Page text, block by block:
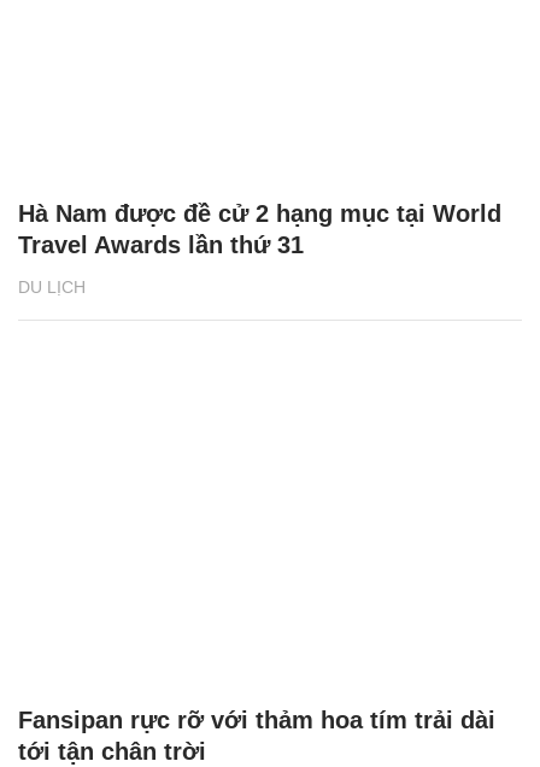
DU LỊCH
Hà Nam được đề cử 2 hạng mục tại World
Travel Awards lần thứ 31
Fansipan rực rỡ với thảm hoa tím trải dài
tới tận chân trời